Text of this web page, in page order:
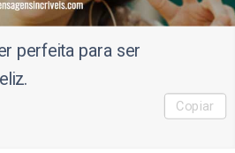
perfeita para ser
Copiar